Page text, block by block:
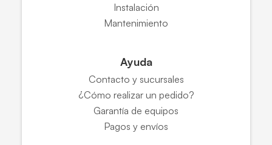
Instalación
Mantenimiento
Ayuda
Contacto y sucursales
¿Cómo realizar un pedido?
Garantía de equipos
Pagos y envíos